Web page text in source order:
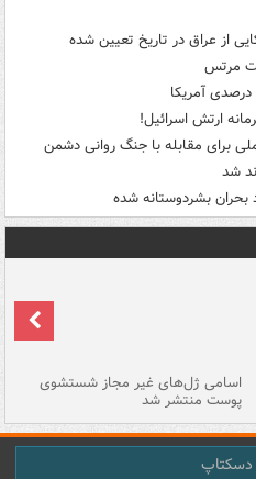
از عراق در تاریخ تعیین شده
مرتس
ارتش اسرائیل!
برای مقابله با جنگ روانی دشمن
شد
بحران بشردوستانه شده
اسامی ژل‌های غیر مجاز شستشوی
پوست منتشر شد